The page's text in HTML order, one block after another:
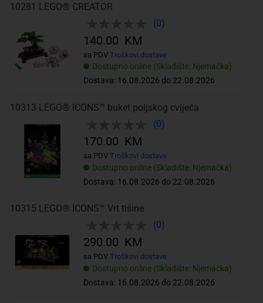
10281 LEGO® CREATOR
(0)
Dostupno online (Skladište: Njemačka)
Dostava: 16.08.2026 do 22.08.2026
140.00 KM
sa PDV Troškovi dostave
10313 LEGO® ICONS™ buket poljskog cvijeća
(0)
Dostupno online (Skladište: Njemačka)
Dostava: 16.08.2026 do 22.08.2026
170.00 KM
sa PDV Troškovi dostave
10315 LEGO® ICONS™ Vrt tišine
(0)
Dostupno online (Skladište: Njemačka)
Dostava: 16.08.2026 do 22.08.2026
290.00 KM
sa PDV Troškovi dostave